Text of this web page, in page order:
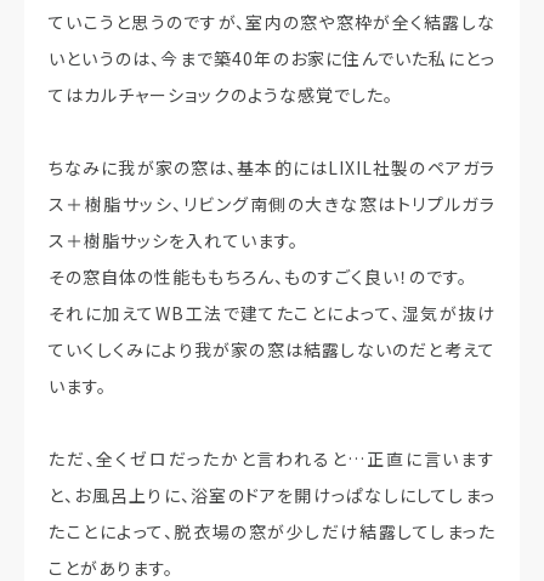
ていこうと思うのですが、室内の窓や窓枠が全く結露しな
いというのは、今まで築40年のお家に住んでいた私にとっ
てはカルチャーショックのような感覚でした。
ちなみに我が家の窓は、基本的にはLIXIL社製のペアガラ
ス＋樹脂サッシ、リビング南側の大きな窓はトリプルガラ
ス＋樹脂サッシを入れています。
その窓自体の性能ももちろん、ものすごく良い！のです。
それに加えてWB工法で建てたことによって、湿気が抜け
ていくしくみにより我が家の窓は結露しないのだと考えて
います。
ただ、全くゼロだったかと言われると…正直に言います
と、お風呂上りに、浴室のドアを開けっぱなしにしてしまっ
たことによって、脱衣場の窓が少しだけ結露してしまった
ことがあります。